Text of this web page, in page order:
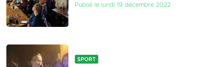
Publié le lundi 19 décembre 2022
SPORT